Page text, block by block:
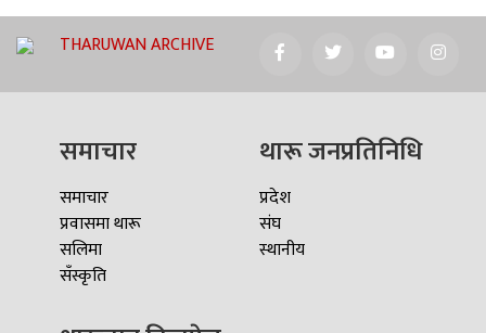
THARUWAN ARCHIVE
समाचार
समाचार
प्रवासमा थारू
सलिमा
सँस्कृति
थारू जनप्रतिनिधि
प्रदेश
संघ
स्थानीय